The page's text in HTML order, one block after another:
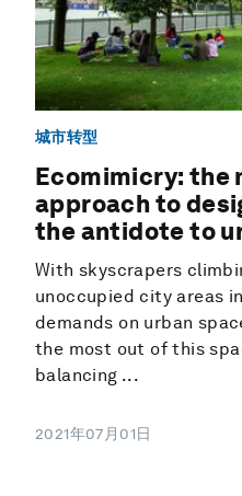
城市转型
Ecomimicry: the
approach to
the antidote to
With skyscrapers
unoccupied city areas
demands on urban
the most out of this
balancing ...
2021年07月01日